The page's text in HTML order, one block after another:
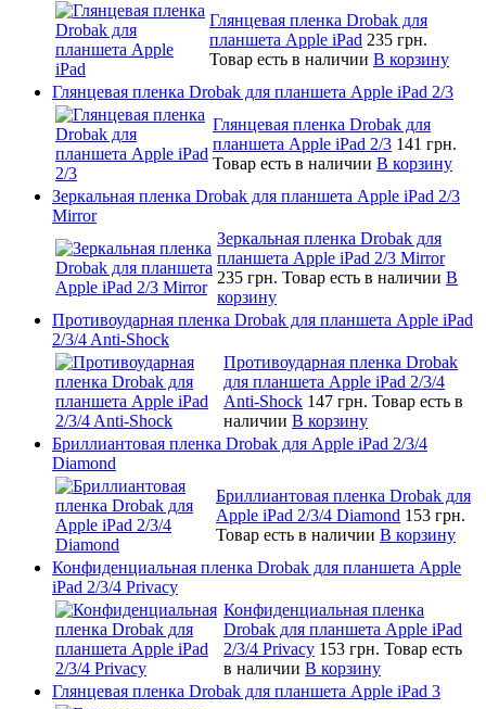
Глянцевая пленка Drobak для
планшета Apple iPad 235 грн.
Товар есть в наличии В корзину
Глянцевая пленка Drobak для планшета Apple iPad 2/3
Глянцевая пленка Drobak для
планшета Apple iPad 2/3 141 грн.
Товар есть в наличии В корзину
Зеркальная пленка Drobak для планшета Apple iPad 2/3
Mirror
Зеркальная пленка Drobak для
планшета Apple iPad 2/3 Mirror
235 грн. Товар есть в наличии В
корзину
Противоударная пленка Drobak для планшета Apple iPad
2/3/4 Anti-Shock
Противоударная пленка Drobak
для планшета Apple iPad 2/3/4
Anti-Shock 147 грн. Товар есть в
наличии В корзину
Бриллиантовая пленка Drobak для Apple iPad 2/3/4
Diamond
Бриллиантовая пленка Drobak для
Apple iPad 2/3/4 Diamond 153 грн.
Товар есть в наличии В корзину
Конфиденциальная пленка Drobak для планшета Apple
iPad 2/3/4 Privacy
Конфиденциальная пленка
Drobak для планшета Apple iPad
2/3/4 Privacy 153 грн. Товар есть
в наличии В корзину
Глянцевая пленка Drobak для планшета Apple iPad 3